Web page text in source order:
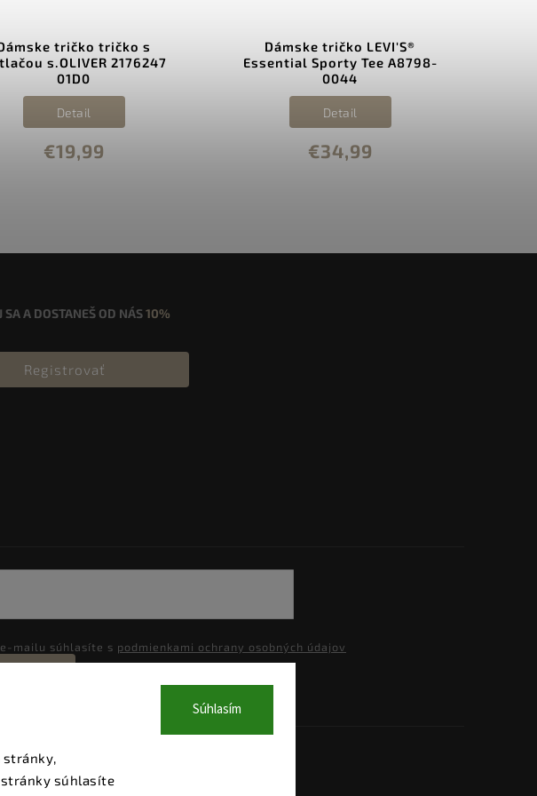
stránky,
súhlasíte
Súhlasím
tričko tričko s
s.OLIVER 2176247
01D0
€19,99
Detail
Dámske tričko LEVI'S®
Essential Sporty Tee A8798-
0044
€34,99
Detail
SA A DOSTANEŠ OD NÁS10%
Registrovať
mailu súhlasíte s podmienkami ochrany osobných údajov
práva vyhradené.